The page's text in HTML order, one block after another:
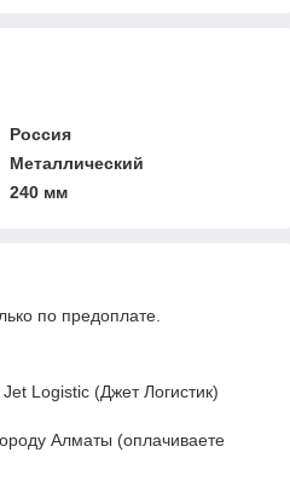
Россия
Металлический
240 мм
по предоплате.
Logistic (Джет Логистик)
Алматы (оплачиваете